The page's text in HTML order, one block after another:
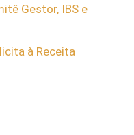
Gestor, IBS e
à Receita